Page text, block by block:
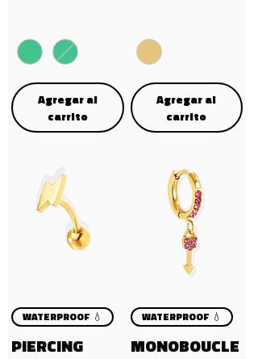
Agregar al
carrito
Agregar al
carrito
WATERPROOF 💧
PIERCING
WATERPROOF 💧
MONOBOUCLE